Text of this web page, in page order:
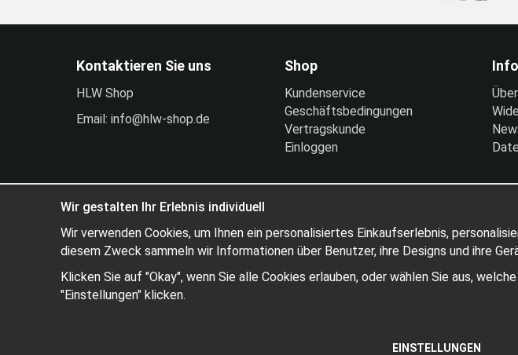
Kontaktieren Sie uns
HLW Shop
Email: info@hlw-shop.de
Shop
Kundenservice
Geschäftsbedingungen
Vertragskunde
Einloggen
Wir gestalten Ihr Erlebnis individuell
Wir verwenden Cookies, um Ihnen ein personalisiertes Einkaufserlebnis,
diesem Zweck sammeln wir Informationen über Benutzer, ihre Designs und ihre
Klicken Sie auf "Okay", wenn Sie alle Cookies erlauben, oder wählen Sie aus,
"Einstellungen" klicken.
EINSTELLUNGEN